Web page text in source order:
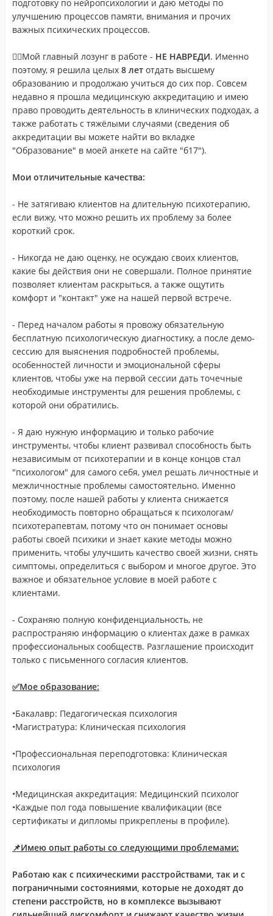
подготовку по нейропсихологии и даю методы по
улучшению процессов памяти, внимания и прочих
важных психических процессов.
🙆‍♀Мой главный лозунг в работе - НЕ НАВРЕДИ. Именно
поэтому, я решила целых 8 лет отдать высшему
образованию и продолжаю учиться до сих пор. Совсем
недавно я прошла медицинскую аккредитацию и имею
право проводить деятельность в клинических подходах, а
также работать с тяжёлыми случаями (сведения об
аккредитации вы можете найти во вкладке
"Образование" в моей анкете на сайте "б17").
Мои отличительные качества:
- Не затягиваю клиентов на длительную психотерапию,
если вижу, что можно решить их проблему за более
короткий срок.
- Никогда не даю оценку, не осуждаю своих клиентов,
какие бы действия они не совершали. Полное принятие
позволяет клиентам раскрыться, а также ощутить
комфорт и "контакт" уже на нашей первой встрече.
- Перед началом работы я провожу обязательную
бесплатную психологическую диагностику, а после демо-
сессию для выяснения подробностей проблемы,
особенностей личности и эмоциональной сферы
клиентов, чтобы уже на первой сессии дать точечные
необходимые инструменты для решения проблемы, с
которой они обратились.
- Я даю нужную информацию и только рабочие
инструменты, чтобы клиент развивал способность быть
независимым от психотерапии и в конце концов стал
"психологом" для самого себя, умел решать личностные и
межличностные проблемы самостоятельно. Именно
поэтому, после нашей работы у клиента снижается
необходимость повторно обращаться к психологам/
психотерапевтам, потому что он понимает основы
работы своей психики и знает какие методы можно
применить, чтобы улучшить качество своей жизни, снять
симптомы, определиться с выбором и многое другое. Это
важное и обязательное условие в моей работе с
клиентами.
- Сохраняю полную конфиденциальность, не
распространяю информацию о клиентах даже в рамках
профессиональных сообществ. Разглашение происходит
только с письменного согласия клиентов.
✅Мое образование:
•Бакалавр: Педагогическая психология
•Магистратура: Клиническая психология
•Профессиональная переподготовка: Клиническая
психология
•Медицинская аккредитация: Медицинский психолог
•Каждые пол года повышение квалификации (все
сертификаты и дипломы прикреплены в профиле).
📌Имею опыт работы со следующими проблемами:
Работаю как с психическими расстройствами, так и с
пограничными состояниями, которые не доходят до
степени расстройств, но в комплексе вызывают